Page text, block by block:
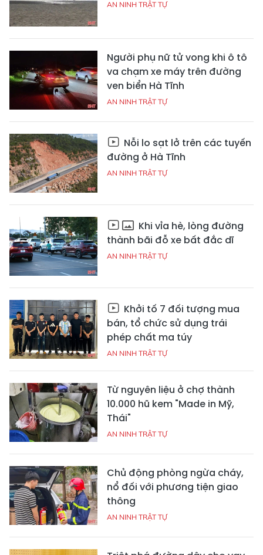
AN NINH TRẬT TỰ
Người phụ nữ tử vong khi ô tô
va chạm xe máy trên đường
ven biển Hà Tĩnh
AN NINH TRẬT TỰ
Nỗi lo sạt lở trên các tuyến
đường ở Hà Tĩnh
AN NINH TRẬT TỰ
Khi vỉa hè, lòng đường
thành bãi đỗ xe bất đắc dĩ
AN NINH TRẬT TỰ
Khởi tố 7 đối tượng mua
bán, tổ chức sử dụng trái
phép chất ma túy
AN NINH TRẬT TỰ
Từ nguyên liệu ở chợ thành
10.000 hũ kem "Made in Mỹ,
Thái"
AN NINH TRẬT TỰ
Chủ động phòng ngừa cháy,
nổ đối với phương tiện giao
thông
AN NINH TRẬT TỰ